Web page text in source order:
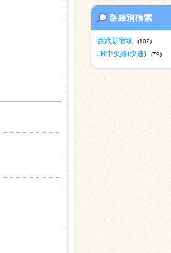
路線別検索
西武新宿線 (102)
JR中央線(快速) (79)